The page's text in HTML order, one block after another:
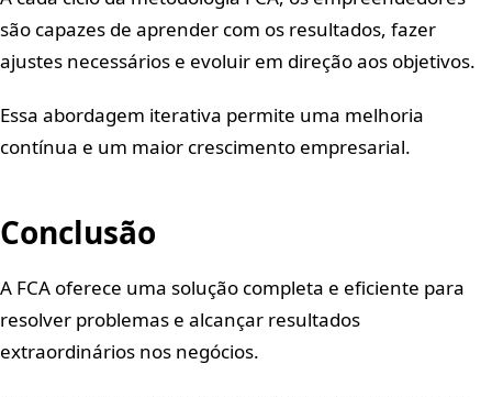
são capazes de aprender com os resultados, fazer
ajustes necessários e evoluir em direção aos objetivos.
Essa abordagem iterativa permite uma melhoria
contínua e um maior crescimento empresarial.
Conclusão
A FCA oferece uma solução completa e eficiente para
resolver problemas e alcançar resultados
extraordinários nos negócios.